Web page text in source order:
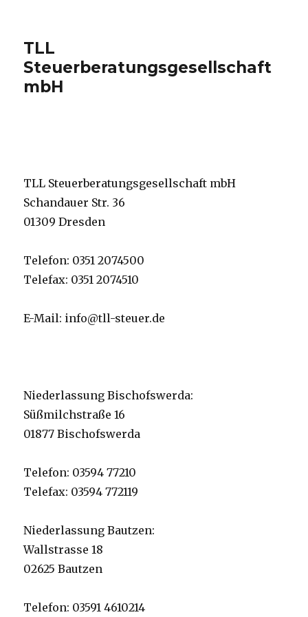
TLL
Steuerberatungsgesellschaft
mbH
TLL Steuerberatungsgesellschaft mbH
Schandauer Str. 36
01309 Dresden
Telefon: 0351 2074500
Telefax: 0351 2074510
E-Mail: info@tll-steuer.de
Niederlassung Bischofswerda:
Süßmilchstraße 16
01877 Bischofswerda
Telefon: 03594 77210
Telefax: 03594 772119
Niederlassung Bautzen:
Wallstrasse 18
02625 Bautzen
Telefon: 03591 4610214